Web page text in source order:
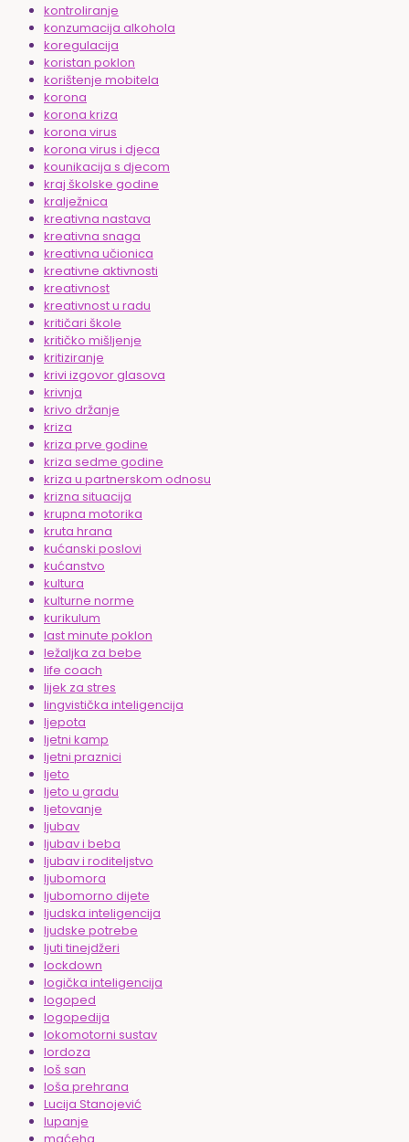
kontroliranje
konzumacija alkohola
koregulacija
koristan poklon
korištenje mobitela
korona
korona kriza
korona virus
korona virus i djeca
kounikacija s djecom
kraj školske godine
kralježnica
kreativna nastava
kreativna snaga
kreativna učionica
kreativne aktivnosti
kreativnost
kreativnost u radu
kritičari škole
kritičko mišljenje
kritiziranje
krivi izgovor glasova
krivnja
krivo držanje
kriza
kriza prve godine
kriza sedme godine
kriza u partnerskom odnosu
krizna situacija
krupna motorika
kruta hrana
kućanski poslovi
kućanstvo
kultura
kulturne norme
kurikulum
last minute poklon
ležaljka za bebe
life coach
lijek za stres
lingvistička inteligencija
ljepota
ljetni kamp
ljetni praznici
ljeto
ljeto u gradu
ljetovanje
ljubav
ljubav i beba
ljubav i roditeljstvo
ljubomora
ljubomorno dijete
ljudska inteligencija
ljudske potrebe
ljuti tinejdžeri
lockdown
logička inteligencija
logoped
logopedija
lokomotorni sustav
lordoza
loš san
loša prehrana
Lucija Stanojević
lupanje